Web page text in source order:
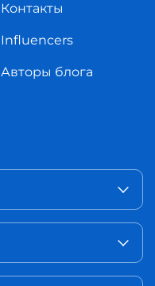
Контакты
Influencers
Авторы блога